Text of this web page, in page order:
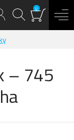
0
– 745